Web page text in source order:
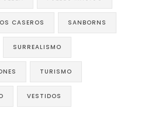
CASEROS SANBORNS
SURREALISMO
TURISMO
VESTIDOS